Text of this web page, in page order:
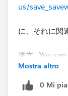
us/
に、それに関
原文…You
your co-
data sources
Mostra altro
0 Mi